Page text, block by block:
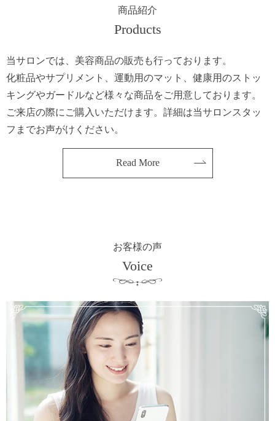
商品紹介
Products
当サロンでは、美容商品の販売も行っております。
化粧品やサプリメント、運動用のマット、健康用のストッ
キングやガードルなど様々な商品をご用意しております。
ご来店の際にご購入いただけます。詳細は当サロンスタッ
フまでお声がけください。
Read More
お客様の声
Voice